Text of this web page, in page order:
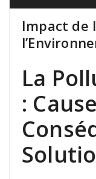
Impact de
La
: